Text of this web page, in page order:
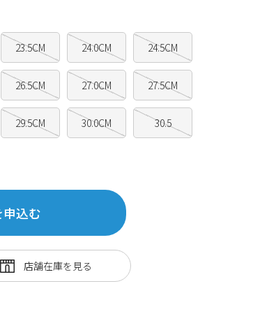
23.5CM 24.0CM 24.5CM
26.5CM 27.0CM 27.5CM
29.5CM 30.0CM 30.5
込む